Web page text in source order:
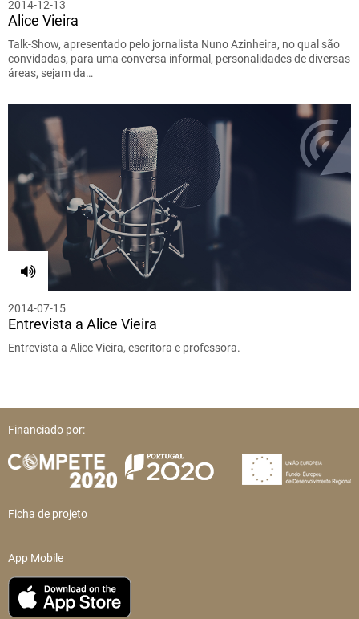
2014-12-13
Alice Vieira
Talk-Show, apresentado pelo jornalista Nuno Azinheira, no qual são
convidadas, para uma conversa informal, personalidades de diversas
áreas, sejam da…
2014-07-15
Entrevista a Alice Vieira
Entrevista a Alice Vieira, escritora e professora.
Financiado por:
Ficha de projeto
App Mobile